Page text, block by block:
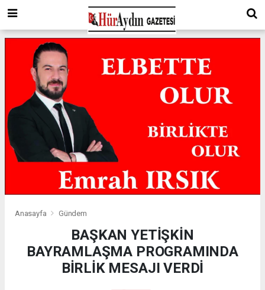
Anasayfa Gündem
BAŞKAN YETİŞKİN
BAYRAMLAŞMA PROGRAMINDA
BİRLİK MESAJI VERDİ